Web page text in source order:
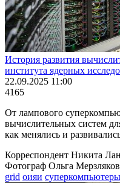
История развития
института ядерных
22.09.2025 11:00
4165
От лампового
вычислительных систем
как менялись и
Корреспондент Никита
Фотограф Ольга
grid оияи суперкомпьютеры